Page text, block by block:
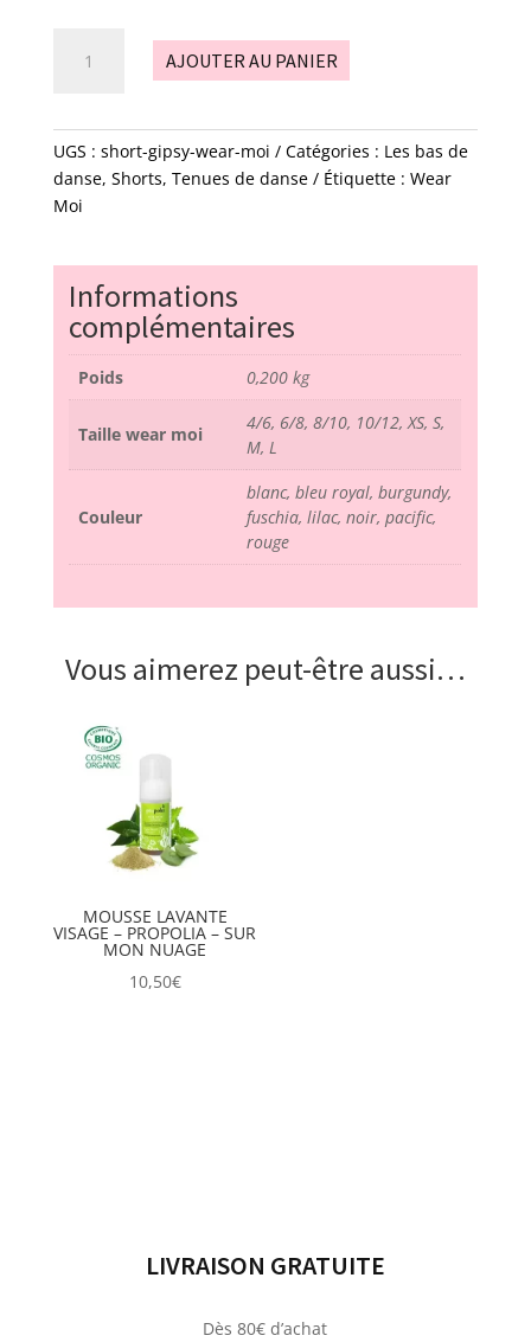
gipsy
-
wear
AJOUTER AU PANIER
UGS : short-gipsy-wear-moi Catégories : Les bas de
danse, Shorts, Tenues de danse Étiquette : Wear
Moi
Informations
complémentaires
Poids 0,200 kg
Taille wear moi
4/6, 6/8, 8/10, 10/12, XS, S,
M, L
Couleur
blanc, bleu royal, burgundy,
fuschia, lilac, noir, pacific,
rouge
Vous aimerez peut-être aussi…
MOUSSE LAVANTE
VISAGE – PROPOLIA – SUR
MON NUAGE
10,50€
LIVRAISON GRATUITE
Dès 80€ d’achat